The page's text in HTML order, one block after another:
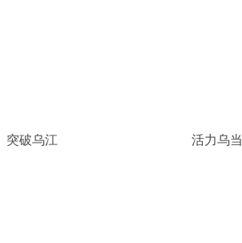
突破乌江 活力乌当